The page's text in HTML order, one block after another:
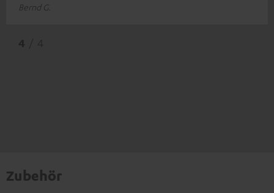
Bernd G.
Zubehör